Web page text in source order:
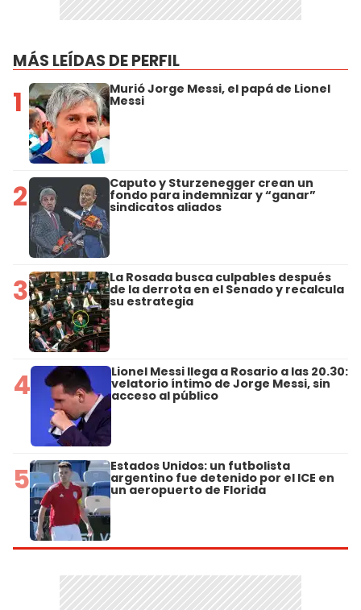
MÁS LEÍDAS DE PERFIL
1 Murió Jorge Messi, el papá de Lionel
Messi
2 Caputo y Sturzenegger crean un
fondo para indemnizar y “ganar”
sindicatos aliados
3 La Rosada busca culpables después
de la derrota en el Senado y recalcula
su estrategia
4 Lionel Messi llega a Rosario a las 20.30:
velatorio íntimo de Jorge Messi, sin
acceso al público
5 Estados Unidos: un futbolista
argentino fue detenido por el ICE en
un aeropuerto de Florida